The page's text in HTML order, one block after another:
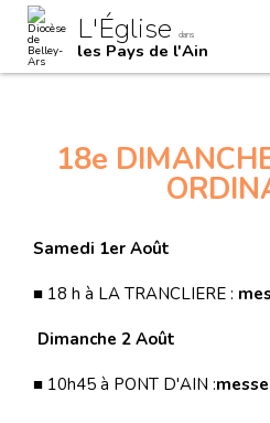
contenu.
Outils
personnels
L'Église dans
les Pays de l'Ain
18e
Samedi 1er Août
■ 18 h à LA TRANCLIERE :
Dimanche 2 Août
■ 10h45 à PONT D'AIN :messe